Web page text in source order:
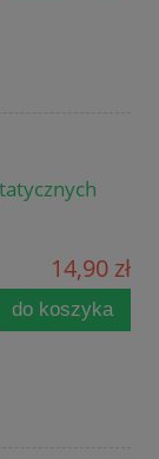
14,90 zł
do koszyka